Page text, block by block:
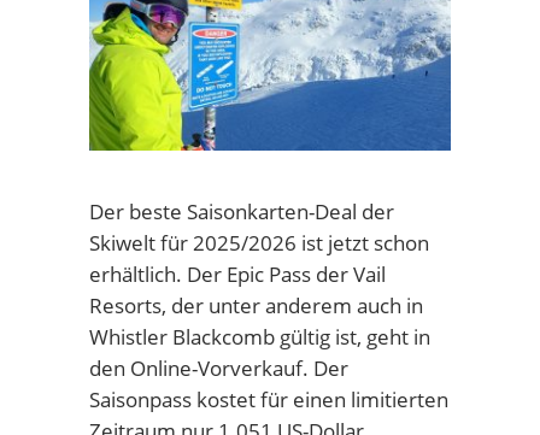
Der beste Saisonkarten-Deal der
Skiwelt für 2025/2026 ist jetzt schon
erhältlich. Der Epic Pass der Vail
Resorts, der unter anderem auch in
Whistler Blackcomb gültig ist, geht in
den Online-Vorverkauf. Der
Saisonpass kostet für einen limitierten